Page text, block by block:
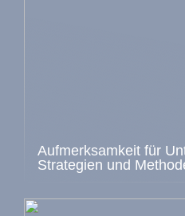
Aufmerksamkeit für
Strategien und